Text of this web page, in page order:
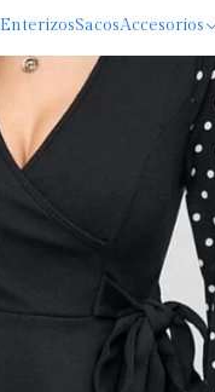
EnterizosSacosAccesorios